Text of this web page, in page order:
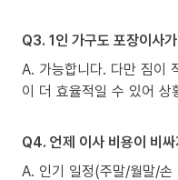
Q3. 1인 가구도 포장이사
A. 가능합니다. 다만 짐이
이 더 효율적일 수 있어 상
Q4. 언제 이사 비용이 비
A. 인기 일정(주말/월말/